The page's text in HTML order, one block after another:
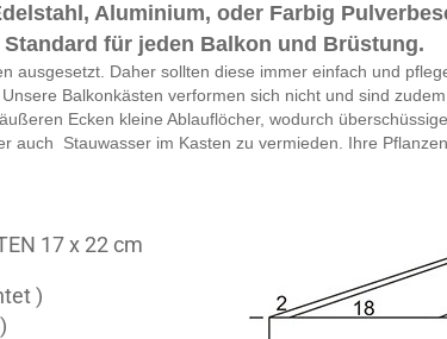
Aluminium, oder Farbig
Standard für jeden Balkon und Brüstung.
ausgesetzt. Daher sollten diese immer einfach und
Balkonkästen verformen sich nicht und sind zudem
Ecken kleine Ablauflöcher, wodurch
auch Stauwasser im Kasten zu vermieden. Ihre
17 x 22 cm
)